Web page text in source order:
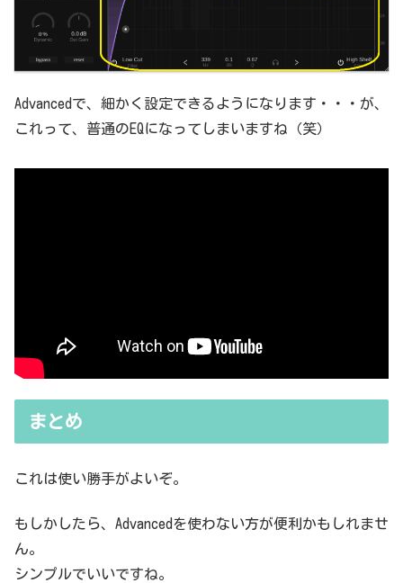
Advancedで、細かく設定できるようになります・・・が、
これって、普通のEQになってしまいますね（笑）
まとめ
これは使い勝手がよいぞ。
もしかしたら、Advancedを使わない方が便利かもしれませ
ん。
シンプルでいいですね。